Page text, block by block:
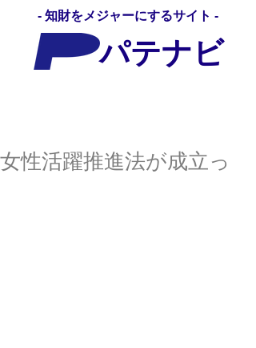
- 知財をメジャーにするサイト -
パテナビ
女性活躍推進法が成立っ